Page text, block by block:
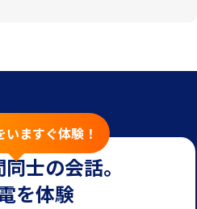
いますぐ体験！
士の会話。
を体験